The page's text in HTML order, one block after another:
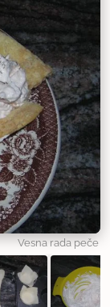
Vesna rada peče